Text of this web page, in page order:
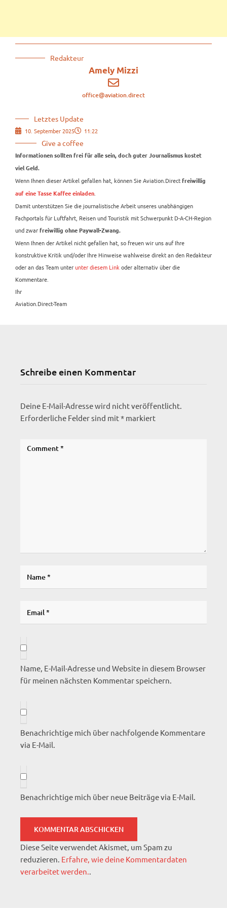
Redakteur
Amely Mizzi
office@aviation.direct
Letztes Update
10. September 2025 11:22
Give a coffee
Informationen sollten frei für alle sein, doch guter Journalismus kostet
viel Geld.
Wenn Ihnen dieser Artikel gefallen hat, können Sie Aviation.Direct freiwillig
auf eine Tasse Kaffee einladen.
Damit unterstützen Sie die journalistische Arbeit unseres unabhängigen
Fachportals für Luftfahrt, Reisen und Touristik mit Schwerpunkt D-A-CH-Region
und zwar freiwillig ohne Paywall-Zwang.
Wenn Ihnen der Artikel nicht gefallen hat, so freuen wir uns auf Ihre
konstruktive Kritik und/oder Ihre Hinweise wahlweise direkt an den Redakteur
oder an das Team unterunter diesem Linkoder alternativ über die
Kommentare.
Ihr
Aviation.Direct-Team
Schreibe einen Kommentar
Deine E-Mail-Adresse wird nicht veröffentlicht.
Erforderliche Felder sind mit* markiert
Name, E-Mail-Adresse und Website in diesem Browser
für meinen nächsten Kommentar speichern.
Benachrichtige mich über nachfolgende Kommentare
via E-Mail.
Benachrichtige mich über neue Beiträge via E-Mail.
Diese Seite verwendet Akismet, um Spam zu
reduzieren. Erfahre, wie deine Kommentardaten
verarbeitet werden..